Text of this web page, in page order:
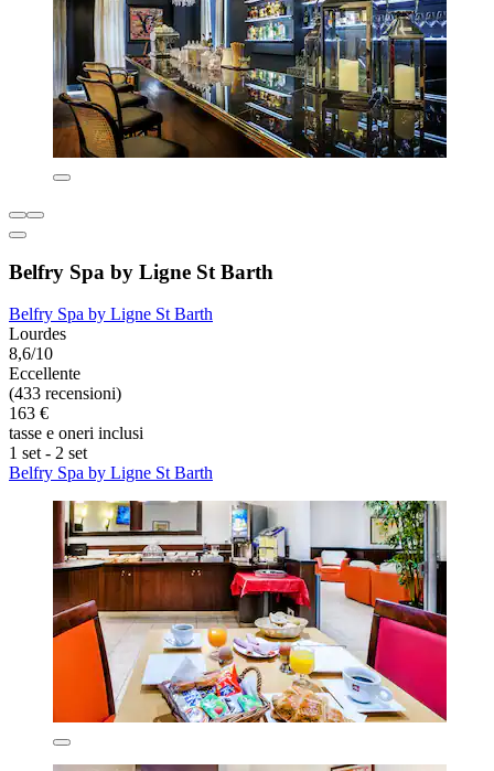
Belfry Spa by Ligne St Barth
Belfry Spa by Ligne St Barth
Lourdes
8,6/10
Eccellente
(433 recensioni)
163 €
tasse e oneri inclusi
1 set - 2 set
Belfry Spa by Ligne St Barth